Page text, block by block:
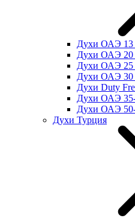
Духи ОАЭ 13
Духи ОАЭ 20
Духи ОАЭ 25
Духи ОАЭ 30
Духи Duty
Духи ОАЭ
Духи ОАЭ
Духи Турция